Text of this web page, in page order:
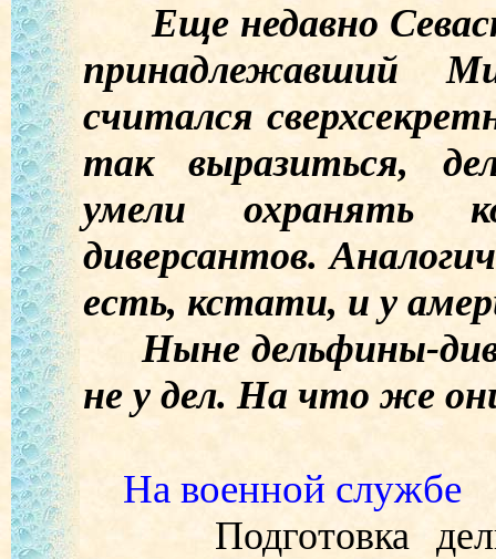
Еще недавно
принадлежавший
считался
так выразиться,
умели охранять
диверсантов.
есть, кстати, и у
Ныне дельфины-
не у дел. На что же
На военной службе
Подготовка